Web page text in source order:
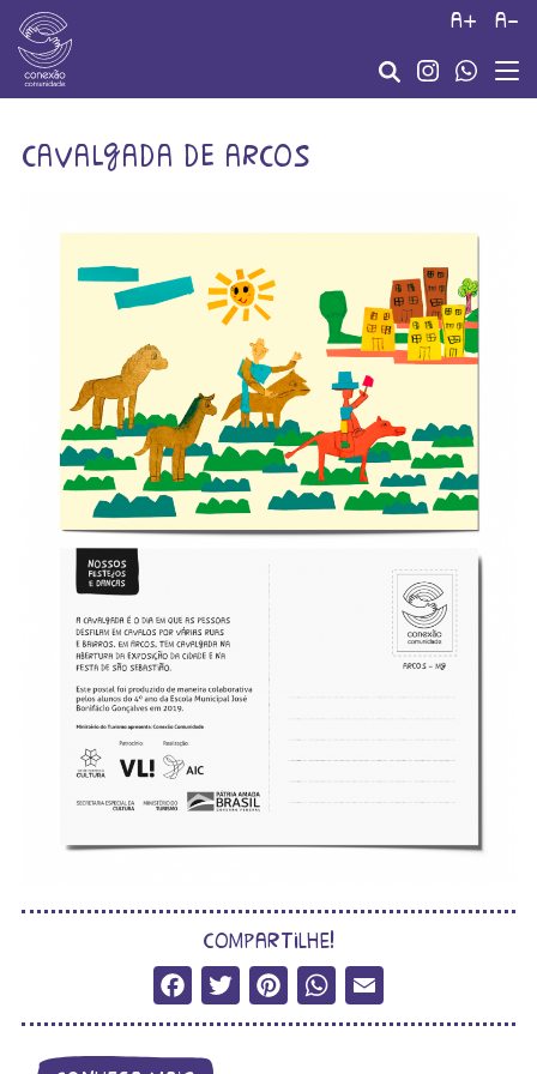
a+ a-
cavalgada de arcos
compartilhe!
Facebook
Twitter
Pinterest
WhatsApp